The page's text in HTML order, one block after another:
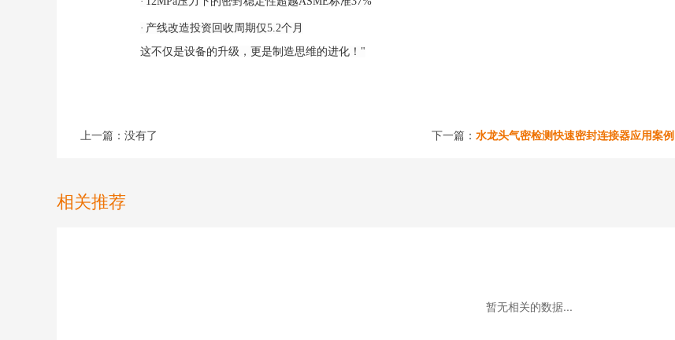
· 产线改造投资回收周期仅5.2个月
这不仅是设备的升级，更是制造思维的进化！ "
上一篇：没有了 下一篇： 水龙头气密检测快速密封连接器应用案例
相关推荐
暂无相关的数据...